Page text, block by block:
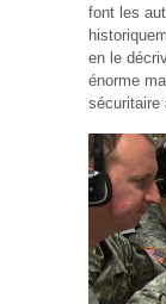
font les
en le
énorme
sécuritaire